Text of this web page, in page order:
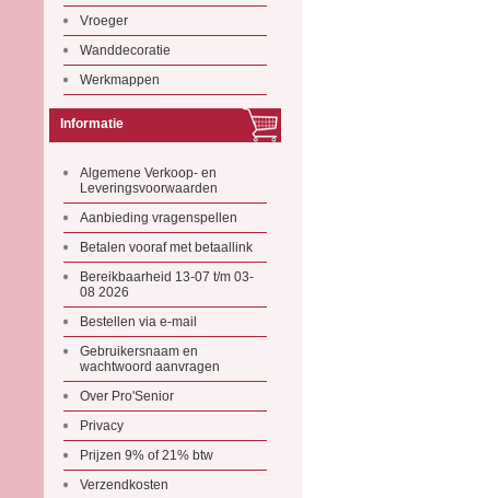
Vroeger
Wanddecoratie
Werkmappen
Informatie
Algemene Verkoop- en
Leveringsvoorwaarden
Aanbieding vragenspellen
Betalen vooraf met betaallink
Bereikbaarheid 13-07 t/m 03-
08 2026
Bestellen via e-mail
Gebruikersnaam en
wachtwoord aanvragen
Over Pro'Senior
Privacy
Prijzen 9% of 21% btw
Verzendkosten